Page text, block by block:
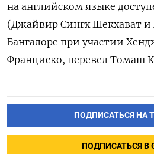
на английском языке
(Джайвир Сингх Шекхават
Бангалоре при участии
Франциско, перевел Томаш
ПОДПИСАТЬСЯ НА
ПОДПИСАТЬСЯ В